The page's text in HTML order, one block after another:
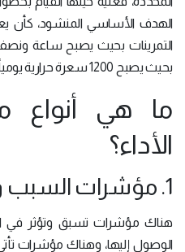
الهدف الأساسي المنشود، كأن
التمرينات بحيث يصبح ساعة
بحيث يصبح 1200 سعرة حرارية يومياً.
ما هي أنواع
الأداء؟
1. مؤشرات السبب والنتيجة:
هناك مؤشرات تسبق وتؤثر في
الوصول إليها، وهناك مؤشرات